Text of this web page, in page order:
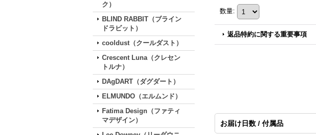
ク）
BLIND RABBIT（ブライン
ドラビット）
cooldust（クールダスト）
Crescent Luna（クレセン
トルナ）
DAgDART（ダグダート）
ELMUNDO（エルムンド）
Fatima Design（ファティ
マデザイン）
数量:
返品特約に関する重要事項
お届け日数 / 付属品